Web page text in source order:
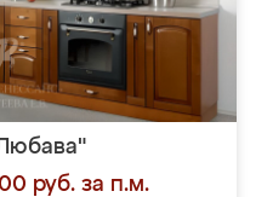
руб. за п.м.